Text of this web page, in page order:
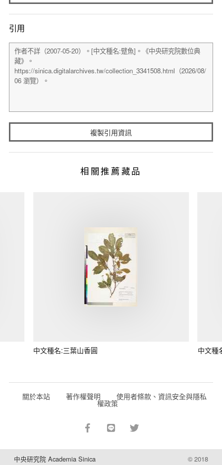
引用
複製引用資訊
相關推薦藏品
中文種名:三葉山香圓 中文種
關於本站 著作權聲明 使用者條款、資訊安全與隱私
權政策
中央研究院 Academia Sinica © 2018